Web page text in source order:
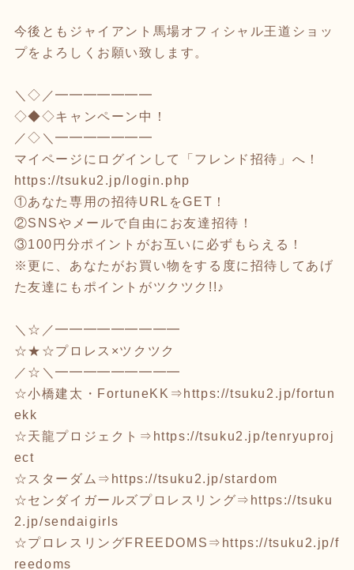
今後ともジャイアント馬場オフィシャル王道ショッ
プをよろしくお願い致します。
＼◇／━━━━━━━
◇◆◇キャンペーン中！
／◇＼━━━━━━━
マイページにログインして「フレンド招待」へ！
https://tsuku2.jp/login.php
①あなた専用の招待URLをGET！
②SNSやメールで自由にお友達招待！
③100円分ポイントがお互いに必ずもらえる！
※更に、あなたがお買い物をする度に招待してあげ
た友達にもポイントがツクツク!!♪
＼☆／━━━━━━━━━
☆★☆プロレス×ツクツク
／☆＼━━━━━━━━━
☆小橋建太・FortuneKK⇒ https://tsuku2.jp/fortun
ekk
☆天龍プロジェクト⇒ https://tsuku2.jp/tenryuproj
ect
☆スターダム⇒ https://tsuku2.jp/stardom
☆センダイガールズプロレスリング⇒ https://tsuku
2.jp/sendaigirls
☆プロレスリングFREEDOMS⇒ https://tsuku2.jp/f
reedoms